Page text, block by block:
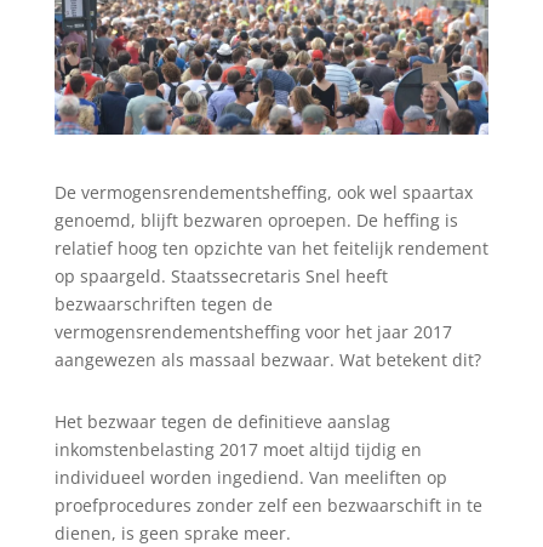
De vermogensrendementsheffing, ook wel spaartax
genoemd, blijft bezwaren oproepen. De heffing is
relatief hoog ten opzichte van het feitelijk rendement
op spaargeld. Staatssecretaris Snel heeft
bezwaarschriften tegen de
vermogensrendementsheffing voor het jaar 2017
aangewezen als massaal bezwaar. Wat betekent dit?
Het bezwaar tegen de definitieve aanslag
inkomstenbelasting 2017 moet altijd tijdig en
individueel worden ingediend. Van meeliften op
proefprocedures zonder zelf een bezwaarschift in te
dienen, is geen sprake meer.